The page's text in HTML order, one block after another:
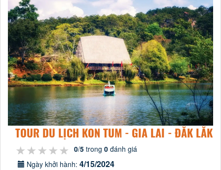
TOUR DU LỊCH KON TUM - GIA LAI - ĐẮK LẮK
★★★★★
★★★★★
★★★★★ 0/5 trong 0 đánh giá
Ngày khởi hành: 4/15/2024